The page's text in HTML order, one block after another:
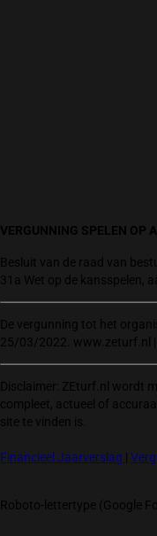
VERGUNNING SPELEN OP
Besluit van de raad van
31a Wet op de kansspelen,
De vergunning tot het
25/03/2022. www.zeturf.nl |
Disclaimer: ZEturf.nl wordt
compleet, actueel of
site te vinden is.
Financieel Jaarverslag
Roboto-lettertype (Google